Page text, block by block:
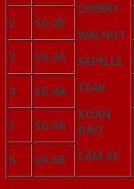
CHERRY
WALNUT
SAPELLE
TEAK
XOAN
ĐÀO
CĂM XE
2 SG.2B
3 SG.3A
4 SG.4A
5
SG.6A
6
SG.6B